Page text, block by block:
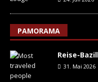
PAMORAMA
Reise-
31. Mai 2026